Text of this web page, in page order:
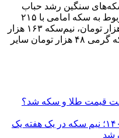
سنگین رشد حباب
داشتند. بیشترین مقدار افت حباب مربوط به سکه امامی با ۲۱۵
هزار تومان کاهش بود. سکه بهار ۱۰ هزار تومان، نیم‌سکه ۱۶۳ هزار
تومان، ربع سکه ۵۶ هزار تومان و سکه گرمی ۴۸ هزار تومان سایر
قیمت طلا و سکه شد؟
قیمت سکه امروز ۱۸ اسفند ۱۴۰۳؛ نیم سکه در یک هفته یک